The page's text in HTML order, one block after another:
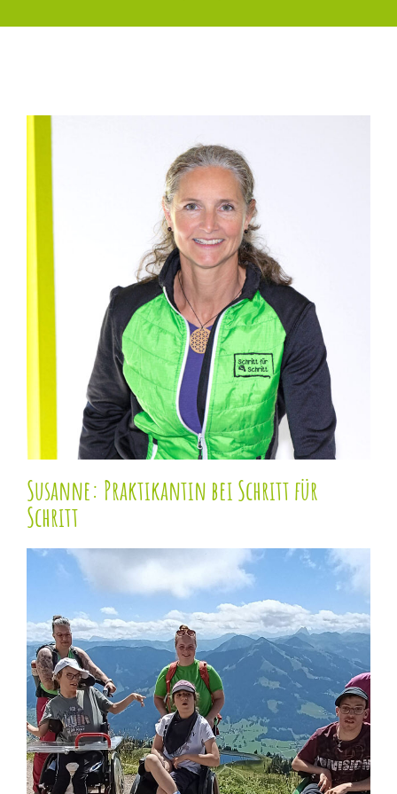
Susanne: Praktikantin bei Schritt für Schritt
Susanne: Praktikantin bei Schritt für
Schritt